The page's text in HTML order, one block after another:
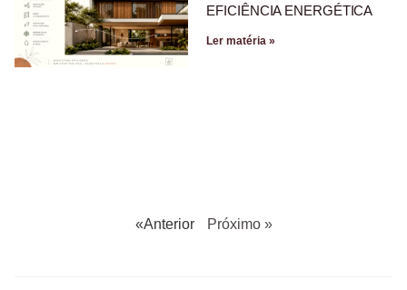
EFICIÊNCIA ENERGÉTICA
Ler matéria »
«Anterior Próximo »